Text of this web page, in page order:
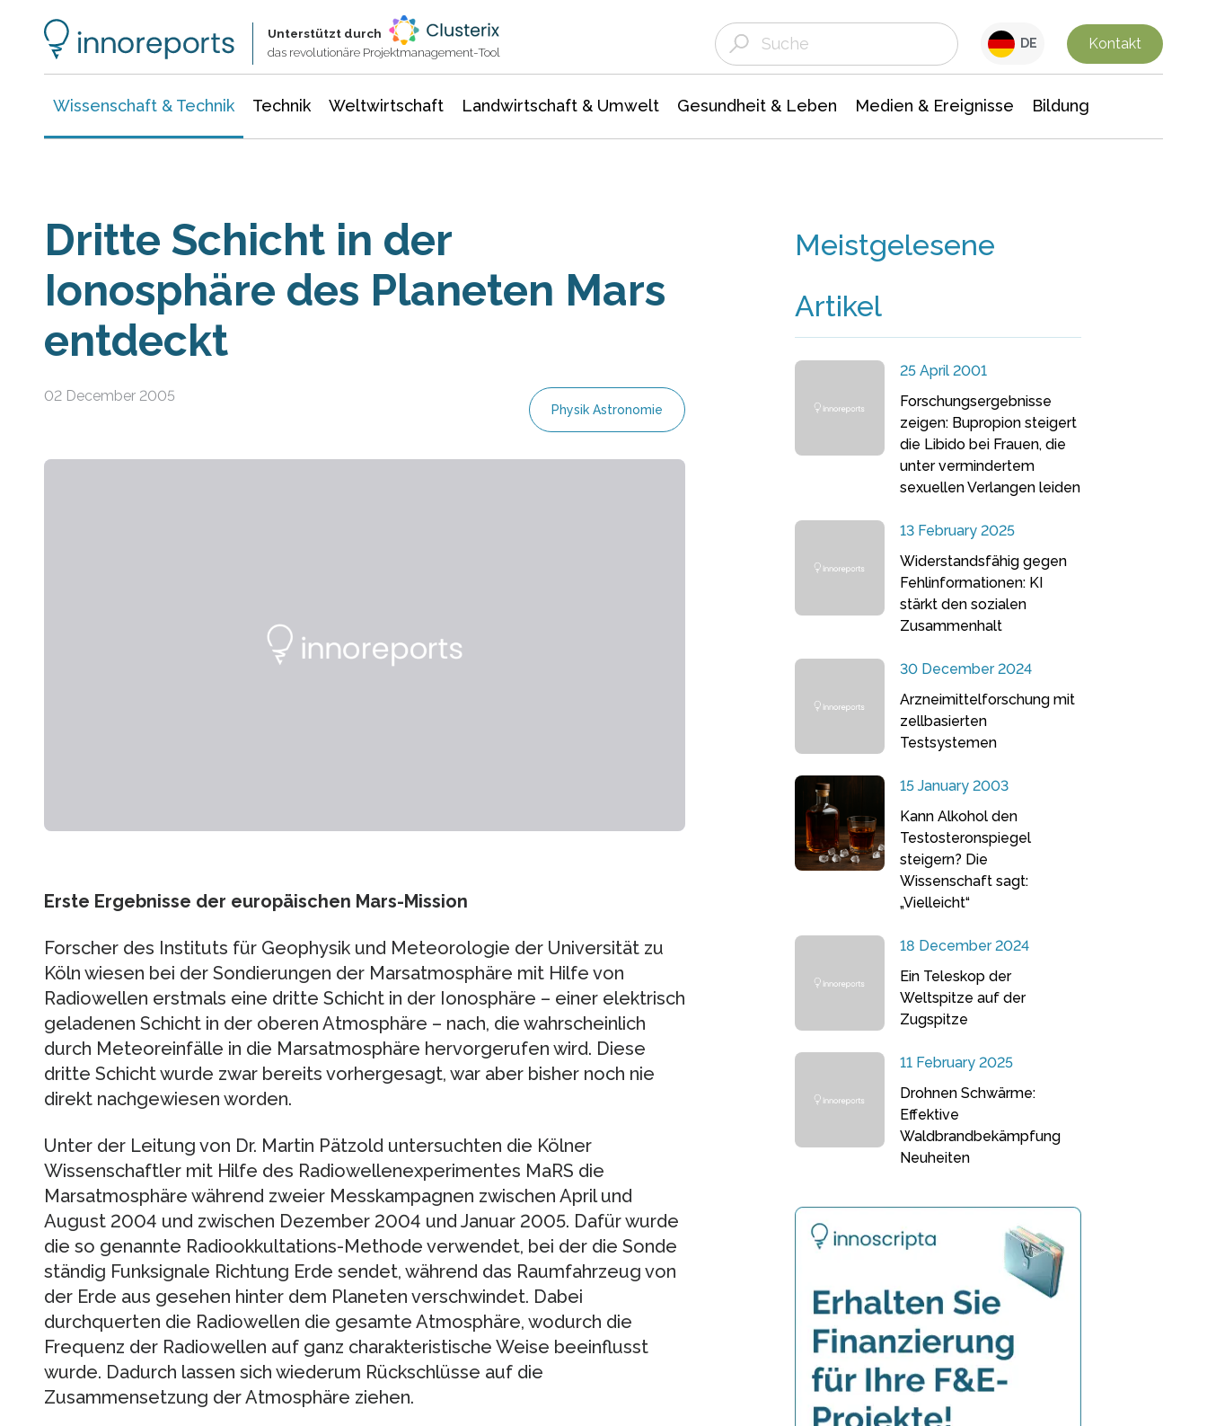
Unterstützt durch
das revolutionäre Projektmanagement-Tool
DE Kontakt
Wissenschaft & Technik Technik Weltwirtschaft Landwirtschaft & Umwelt Gesundheit & Leben Medien & Ereignisse Bildung
Dritte Schicht in der
Ionosphäre des Planeten Mars
entdeckt
02 December 2005
Physik Astronomie
Erste Ergebnisse der europäischen Mars-Mission
Forscher des Instituts für Geophysik und Meteorologie der Universität zu
Köln wiesen bei der Sondierungen der Marsatmosphäre mit Hilfe von
Radiowellen erstmals eine dritte Schicht in der Ionosphäre – einer elektrisch
geladenen Schicht in der oberen Atmosphäre – nach, die wahrscheinlich
durch Meteoreinfälle in die Marsatmosphäre hervorgerufen wird. Diese
dritte Schicht wurde zwar bereits vorhergesagt, war aber bisher noch nie
direkt nachgewiesen worden.
Unter der Leitung von Dr. Martin Pätzold untersuchten die Kölner
Wissenschaftler mit Hilfe des Radiowellenexperimentes MaRS die
Marsatmosphäre während zweier Messkampagnen zwischen April und
August 2004 und zwischen Dezember 2004 und Januar 2005. Dafür wurde
die so genannte Radiookkultations-Methode verwendet, bei der die Sonde
ständig Funksignale Richtung Erde sendet, während das Raumfahrzeug von
der Erde aus gesehen hinter dem Planeten verschwindet. Dabei
durchquerten die Radiowellen die gesamte Atmosphäre, wodurch die
Frequenz der Radiowellen auf ganz charakteristische Weise beeinflusst
wurde. Dadurch lassen sich wiederum Rückschlüsse auf die
Zusammensetzung der Atmosphäre ziehen.
Meistgelesene
Artikel
25 April 2001
Forschungsergebnisse
zeigen: Bupropion steigert
die Libido bei Frauen, die
unter vermindertem
sexuellen Verlangen leiden
13 February 2025
Widerstandsfähig gegen
Fehlinformationen: KI
stärkt den sozialen
Zusammenhalt
30 December 2024
Arzneimittelforschung mit
zellbasierten
Testsystemen
15 January 2003
Kann Alkohol den
Testosteronspiegel
steigern? Die
Wissenschaft sagt:
„Vielleicht“
18 December 2024
Ein Teleskop der
Weltspitze auf der
Zugspitze
11 February 2025
Drohnen Schwärme:
Effektive
Waldbrandbekämpfung
Neuheiten